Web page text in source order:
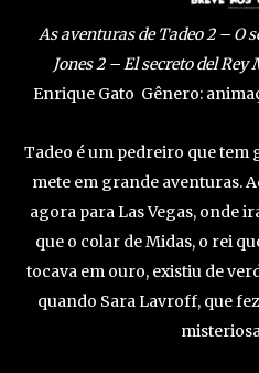
As aventuras de Tadeo 2 – O
Jones 2 – El secreto del Rey
Enrique Gato Gênero:
Tadeo é um pedreiro que tem
mete em grande aventuras.
agora para Las Vegas, onde
que o colar de Midas, o rei
tocava em ouro, existiu de
quando Sara Lavroff, que